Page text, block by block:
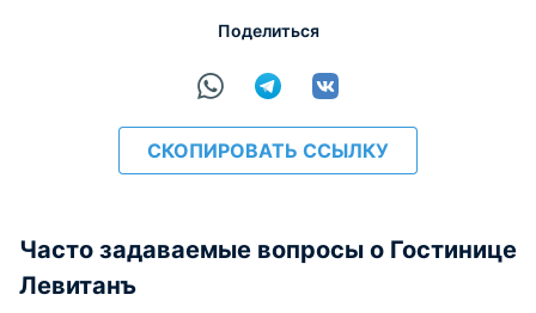
Поделиться
СКОПИРОВАТЬ ССЫЛКУ
Часто задаваемые вопросы о Гостинице
Левитанъ